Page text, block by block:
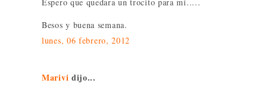
Besos y buena semana.
lunes, 06 febrero, 2012
Marivi dijo...